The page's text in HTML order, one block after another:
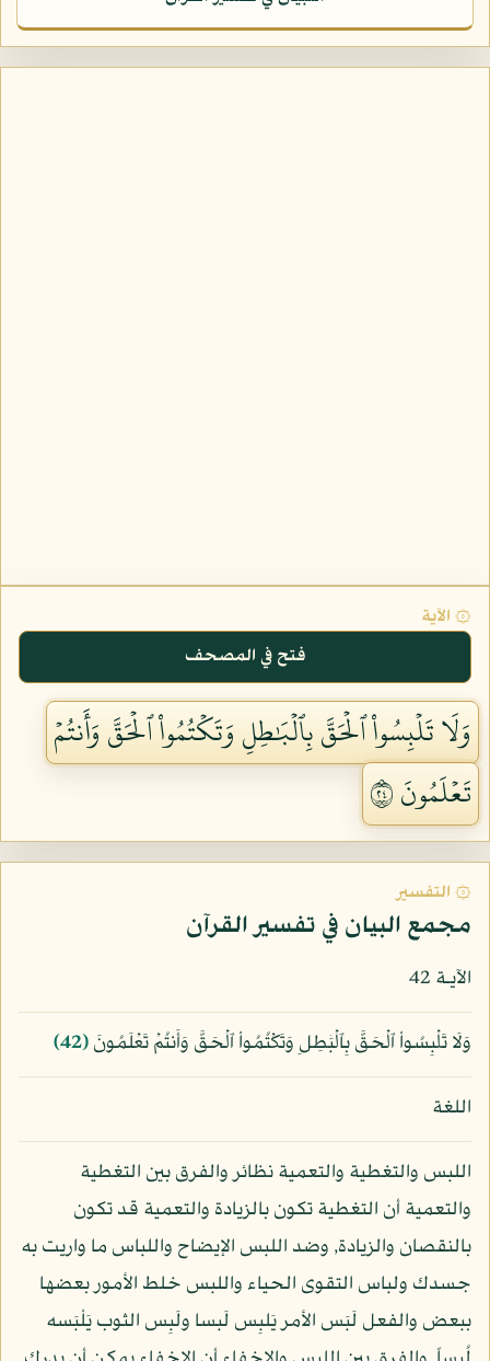
۞ الآية
فتح في المصحف
وَلَا تَلۡبِسُواْ ٱلۡحَقَّ بِٱلۡبَٰطِلِ وَتَكۡتُمُواْ ٱلۡحَقَّ وَأَنتُمۡ
تَعۡلَمُونَ ٤٢
۞ التفسير
مجمع البيان في تفسير القرآن
الآيـة 42
وَلَا تَلۡبِسُواْ ٱلۡحَقَّ بِٱلۡبَٰطِلِ وَتَكۡتُمُواْ ٱلۡحَقَّ وَأَنتُمۡ تَعۡلَمُونَ﴿42﴾
اللغة
اللبس والتغطية والتعمية نظائر والفرق بين التغطية
والتعمية أن التغطية تكون بالزيادة والتعمية قد تكون
بالنقصان والزيادة, وضد اللبس الإيضاح واللباس ما واريت به
جسدك ولباس التقوى الحياء واللبس خلط الأمور بعضها
ببعض والفعل لَبَس الأمر يَلبِس لَبسا ولَبِس الثوب يَلْبَسه